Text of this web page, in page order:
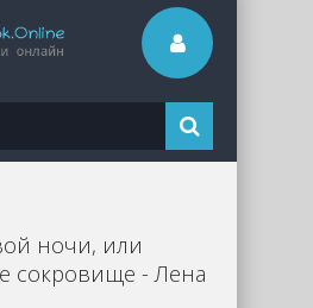
ночи, или
сокровище - Лена